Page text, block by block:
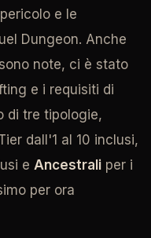
e le
Dungeon. Anche
note, ci è stato
e i requisiti di
di tre tipologie,
dall'1 al 10 inclusi,
e Ancestrali per i
per ora